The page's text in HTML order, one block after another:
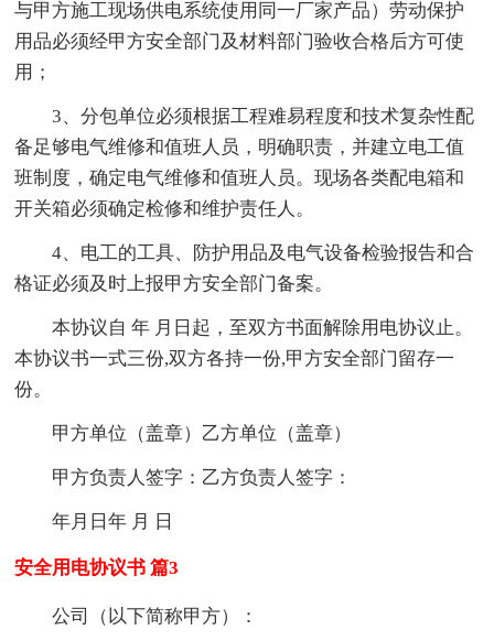
与甲方施工现场供电系统使用同一厂家产品）劳动保护
用品必须经甲方安全部门及材料部门验收合格后方可使
用；
3、分包单位必须根据工程难易程度和技术复杂性配
备足够电气维修和值班人员，明确职责，并建立电工值
班制度，确定电气维修和值班人员。现场各类配电箱和
开关箱必须确定检修和维护责任人。
4、电工的工具、防护用品及电气设备检验报告和合
格证必须及时上报甲方安全部门备案。
本协议自 年 月日起，至双方书面解除用电协议止。
本协议书一式三份,双方各持一份,甲方安全部门留存一
份。
甲方单位（盖章）乙方单位（盖章）
甲方负责人签字：乙方负责人签字：
年月日年 月 日
安全用电协议书 篇3
公司（以下简称甲方）：